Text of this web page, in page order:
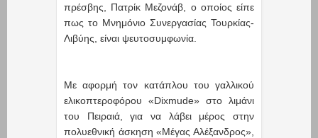
πρέσβης, Πατρίκ Μεζονάβ, ο οποίος είπε
πως το Μνημόνιο Συνεργασίας Τουρκίας-
Λιβύης, είναι ψευτοσυμφωνία.
Με αφορμή τον κατάπλου του γαλλικού
ελικοπτεροφόρου «Dixmude» στο λιμάνι
του Πειραιά, για να λάβει μέρος στην
πολυεθνική άσκηση «Μέγας Αλέξανδρος»,